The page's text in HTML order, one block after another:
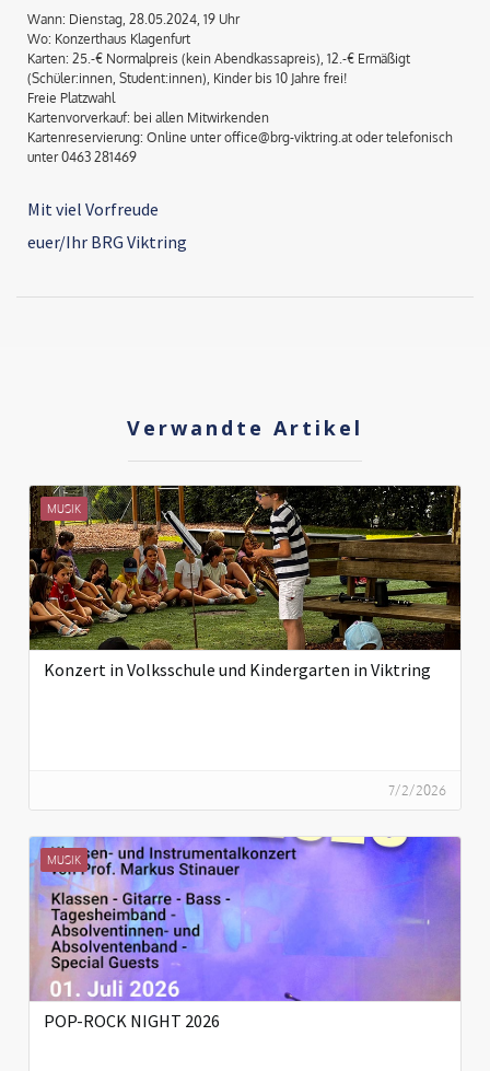
Wann: Dienstag, 28.05.2024, 19 Uhr
Wo: Konzerthaus Klagenfurt
Karten: 25.-€ Normalpreis (kein Abendkassapreis), 12.-€ Ermäßigt
(Schüler:innen, Student:innen), Kinder bis 10 Jahre frei!
Freie Platzwahl
Kartenvorverkauf: bei allen Mitwirkenden
Kartenreservierung: Online unter office@brg-viktring.at oder telefonisch
unter 0463 281469
Mit viel Vorfreude
euer/Ihr BRG Viktring
Verwandte Artikel
MUSIK
Konzert in Volksschule und Kindergarten in Viktring
7/2/2026
MUSIK
POP-ROCK NIGHT 2026